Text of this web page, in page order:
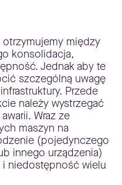
otrzymujemy między
konsolidacja,
Jednak aby te
szczególną uwagę
Przede
należy wystrzegać
Wraz ze
maszyn na
(pojedynczego
innego urządzenia)
i niedostępność wielu